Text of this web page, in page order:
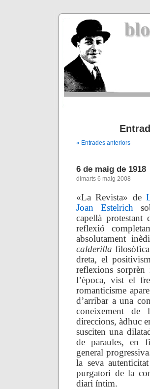
« Entrades anteriors
6 de maig de 1918
dimarts 6 maig 2008
«La Revista» de
Joan Estelrich
capellà protestant
reflexió
absolutament
calderilla
dreta, el
reflexions
l’època, vist el
romanticisme
d’arribar a una
coneixement
direccions, àdhuc
susciten una
de paraules, en
general
la seva
purgatori de la
diari íntim.